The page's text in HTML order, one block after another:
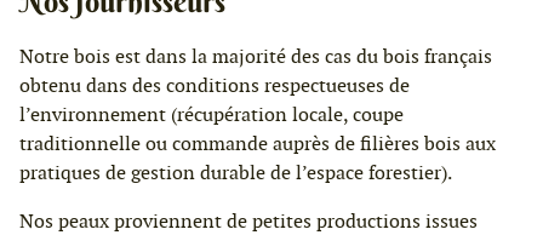
Notre bois est dans la majorité des cas du bois français
obtenu dans des conditions respectueuses de
l’environnement (récupération locale, coupe
traditionnelle ou commande auprès de filières bois aux
pratiques de gestion durable de l’espace forestier).
Nos peaux proviennent de petites productions issues